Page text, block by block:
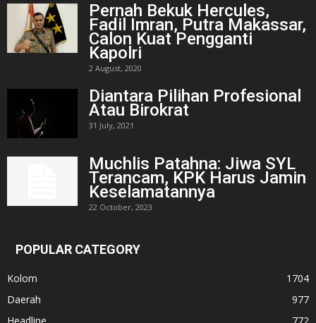
Pernah Bekuk Hercules,
Fadil Imran, Putra Makassar,
Calon Kuat Pengganti
Kapolri
2 August, 2020
Diantara Pilihan Profesional
Atau Birokrat
31 July, 2021
Muchlis Patahna: Jiwa SYL
Terancam, KPK Harus Jamin
Keselamatannya
22 October, 2023
POPULAR CATEGORY
Kolom
1704
Daerah
977